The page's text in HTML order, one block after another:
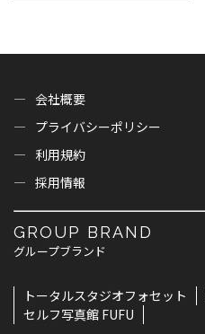
会社概要
プライバシーポリシー
利用規約
採用情報
GROUP BRAND
グループブランド
トータルスタジオフォセット
セルフ写真館 FUFU